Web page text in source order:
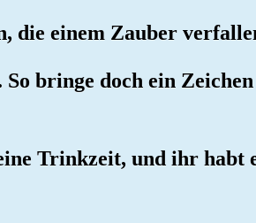
die einem Zauber
bringe doch ein
Trinkzeit, und ihr habt